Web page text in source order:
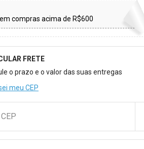
compras acima de R$600
para Calcular o Frete
FRETE
o prazo e o valor das suas entregas
meu CEP